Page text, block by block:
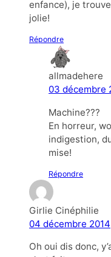
enfance), je
jolie!
Répondre
allmadehere
03 décembre
Machine???
En horreur,
indigestion,
mise!
Répondre
Girlie Cinéphilie
04 décembre 2014
Oh oui dis donc,